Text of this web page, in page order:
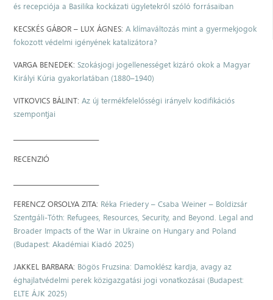
és recepciója a Basilika kockázati ügyletekről szóló forrásaiban
KECSKÉS GÁBOR – LUX ÁGNES:A klímaváltozás mint a gyermekjogok
fokozott védelmi igényének katalizátora?
VARGA BENEDEK:Szokásjogi jogellenességet kizáró okok a Magyar
Királyi Kúria gyakorlatában (1880–1940)
VITKOVICS BÁLINT: Az új termékfelelősségi irányelv kodifikációs
szempontjai
RECENZIÓ
FERENCZ ORSOLYA ZITA: Réka Friedery – Csaba Weiner – Boldizsár
Szentgáli-Tóth: Refugees, Resources, Security, and Beyond. Legal and
Broader Impacts of the War in Ukraine on Hungary and Poland
(Budapest: Akadémiai Kiadó 2025)
JAKKEL BARBARA: Bögös Fruzsina: Damoklész kardja, avagy az
éghajlatvédelmi perek közigazgatási jogi vonatkozásai (Budapest:
ELTE ÁJK 2025)